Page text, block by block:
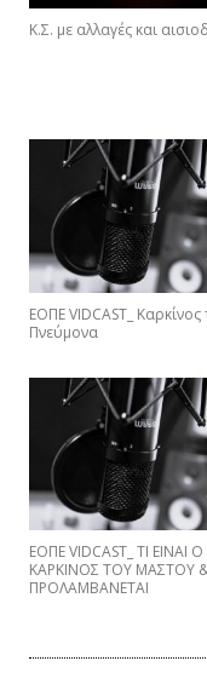
Κ.Σ. με αλλαγές και
ΕΟΠΕ VIDCAST_ Καρκίνος
Πνεύμονα
EΟΠΕ VIDCAST_ ΤΙ ΕΙΝΑΙ Ο
ΚΑΡΚΙΝΟΣ ΤΟΥ ΜΑΣΤΟΥ
ΠΡΟΛΑΜΒΑNETAI